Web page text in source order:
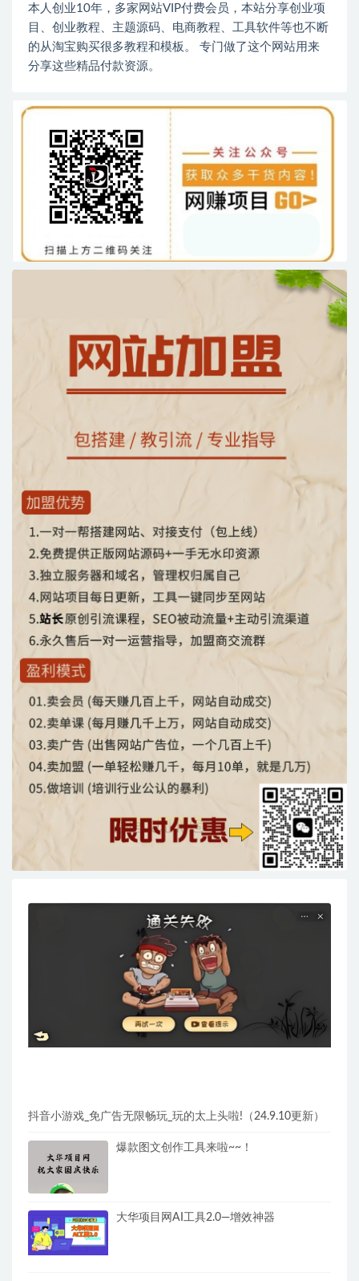
本人创业10年，多家网站VIP付费会员，本站分享创业项
目、创业教程、主题源码、电商教程、工具软件等也不断
的从淘宝购买很多教程和模板。 专门做了这个网站用来
分享这些精品付款资源。
抖音小游戏_免广告无限畅玩_玩的太上头啦!（24.9.10更新）
爆款图文创作工具来啦~~！
大华项目网AI工具2.0—增效神器